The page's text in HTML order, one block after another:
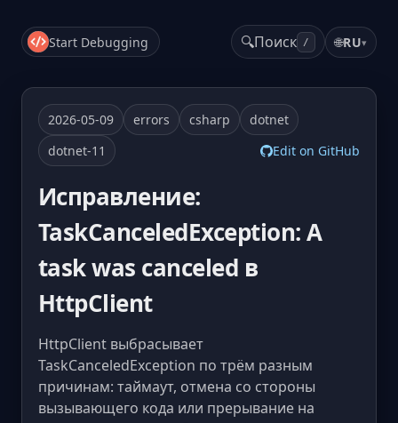
Start Debugging 🔍Поиск / 🌐RU▾
2026-05-09 errors csharp
dotnet
dotnet-11
Edit on GitHub
Исправление:
TaskCanceledException: A
task was canceled в
HttpClient
HttpClient выбрасывает
TaskCanceledException по трём разным
причинам: таймаут, отмена со стороны
вызывающего кода или прерывание на